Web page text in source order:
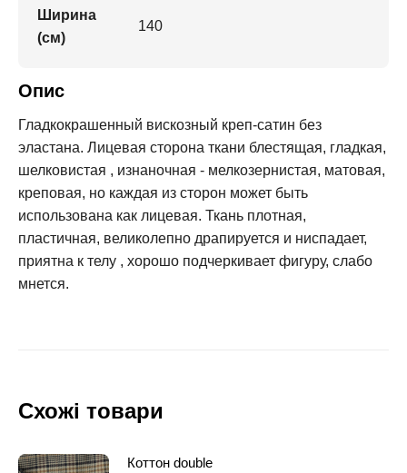
Ширина
(см)
140
Опис
Гладкокрашенный вискозный креп-сатин без
эластана. Лицевая сторона ткани блестящая, гладкая,
шелковистая , изнаночная - мелкозернистая, матовая,
креповая, но каждая из сторон может быть
использована как лицевая. Ткань плотная,
пластичная, великолепно драпируется и ниспадает,
приятна к телу , хорошо подчеркивает фигуру, слабо
мнется.
Схожі товари
Коттон double